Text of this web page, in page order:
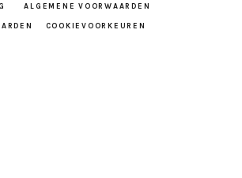
ALGEMENE VOORWAARDEN
COOKIEVOORKEUREN